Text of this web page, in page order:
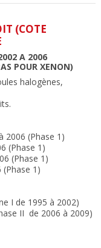
(COTE
A 2006
POUR XENON)
halogènes,
s.
2006 (Phase 1)
(Phase 1)
(Phase 1)
1)
I de 1995 à 2002)
II de 2006 à 2009)